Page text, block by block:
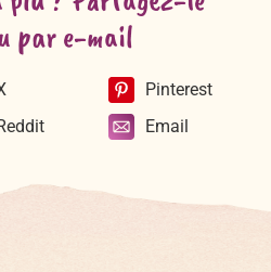
par e-mail
Pinterest
Email